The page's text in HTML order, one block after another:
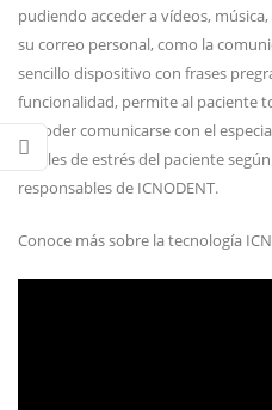
pudiendo acceder a vídeos,
su correo personal, como la
sencillo dispositivo con frases
funcionalidad, permite al paciente
al poder comunicarse con el
niveles de estrés del paciente
responsables de ICNODENT.
Conoce más sobre la tecnología